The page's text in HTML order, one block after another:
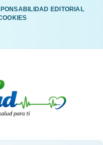
EDITORIAL